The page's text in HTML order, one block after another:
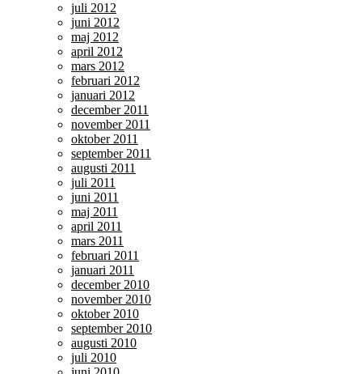
juli 2012
juni 2012
maj 2012
april 2012
mars 2012
februari 2012
januari 2012
december 2011
november 2011
oktober 2011
september 2011
augusti 2011
juli 2011
juni 2011
maj 2011
april 2011
mars 2011
februari 2011
januari 2011
december 2010
november 2010
oktober 2010
september 2010
augusti 2010
juli 2010